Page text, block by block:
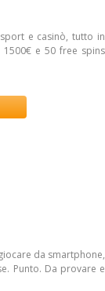
e casinò, tutto in
e 50 free spins
da smartphone,
Punto. Da provare e